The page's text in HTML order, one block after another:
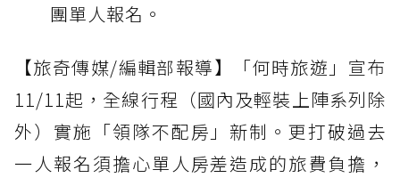
團單人報名。
【旅奇傳媒/編輯部報導】「何時旅遊」宣布
11/11起，全線行程（國內及輕裝上陣系列除
外）實施「領隊不配房」新制。更打破過去
一人報名須擔心單人房差造成的旅費負擔，